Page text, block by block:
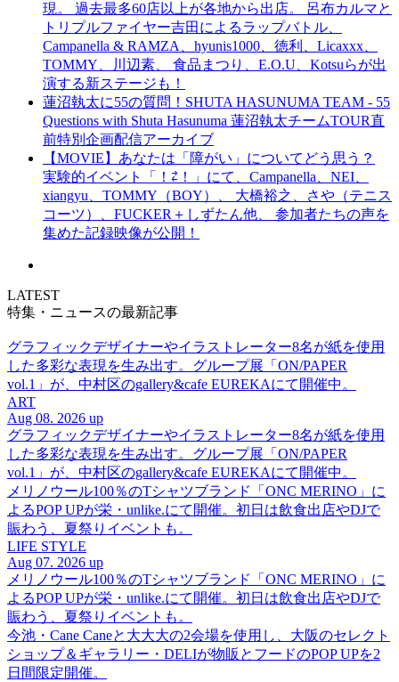
現。 過去最多60店以上が各地から出店。 呂布カルマと
トリプルファイヤー吉田によるラップバトル、
Campanella & RAMZA、hyunis1000、徳利、Licaxxx、
TOMMY、川辺素、 食品まつり、E.O.U、Kotsuらが出
演する新ステージも！
蓮沼執太に55の質問！SHUTA HASUNUMA TEAM - 55
Questions with Shuta Hasunuma 蓮沼執太チームTOUR直
前特別企画配信アーカイブ
【MOVIE】あなたは「障がい」についてどう思う？
実験的イベント「！⇄！」にて、Campanella、NEI、
xiangyu、TOMMY（BOY）、 大橋裕之、さや（テニス
コーツ）、FUCKER＋しずたん他、 参加者たちの声を
集めた記録映像が公開！
LATEST
特集・ニュースの最新記事
グラフィックデザイナーやイラストレーター8名が紙を使用
した多彩な表現を生み出す。グループ展「ON/PAPER
vol.1」が、中村区のgallery&cafe EUREKAにて開催中。
ART
Aug 08. 2026 up
グラフィックデザイナーやイラストレーター8名が紙を使用
した多彩な表現を生み出す。グループ展「ON/PAPER
vol.1」が、中村区のgallery&cafe EUREKAにて開催中。
メリノウール100％のTシャツブランド「ONC MERINO」に
よるPOP UPが栄・unlike.にて開催。初日は飲食出店やDJで
賑わう、夏祭りイベントも。
LIFE STYLE
Aug 07. 2026 up
メリノウール100％のTシャツブランド「ONC MERINO」に
よるPOP UPが栄・unlike.にて開催。初日は飲食出店やDJで
賑わう、夏祭りイベントも。
今池・Cane Caneと大大大の2会場を使用し、大阪のセレクト
ショップ＆ギャラリー・DELIが物販とフードのPOP UPを2
日間限定開催。